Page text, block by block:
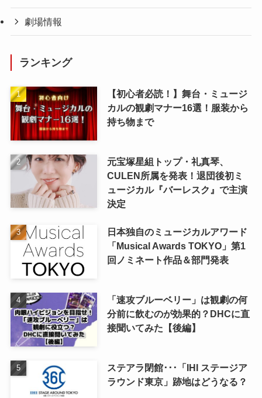
劇場情報
ランキング
【初心者必読！】舞台・ミュージ
カルの観劇マナー16選！服装から
持ち物まで
元宝塚星組トップ・礼真琴、
CULEN所属を発表！退団後初ミ
ュージカル『バーレスク』で主演
決定
日本独自のミュージカルアワード
「Musical Awards TOKYO」第1
回ノミネート作品＆部門発表
「速攻ブルーベリー」は観劇の何
分前に飲むのが効果的？DHCに直
接聞いてみた【後編】
ステアラ閉館･･･「IHI ステージア
ラウンド東京」跡地はどうなる？